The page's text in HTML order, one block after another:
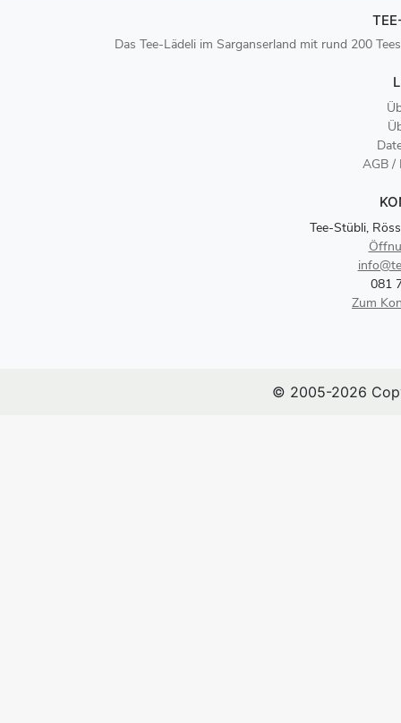
Das Tee-Lädeli im Sarganserland mit rund 200
AGB /
Tee-Stübli,
081
Zum
© 2005-2026